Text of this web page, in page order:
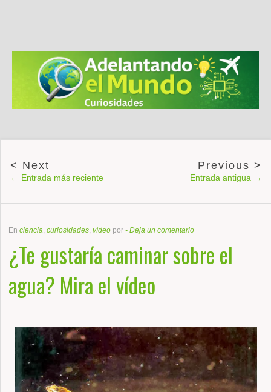
← Entrada más reciente Entrada antigua →
Enciencia,curiosidades,vídeo por- Deja un comentario
¿Te gustaría caminar sobre el
agua? Mira el vídeo